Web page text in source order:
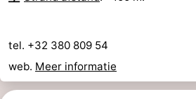
tel. +32 380 809 54
web. Meer informatie